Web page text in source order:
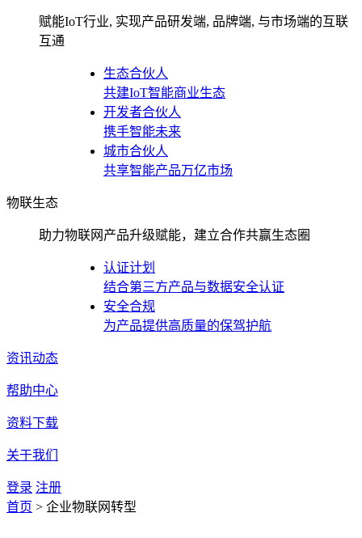
赋能IoT行业, 实现产品研发端, 品牌端, 与市场端的互联
互通
生态合伙人
共建IoT智能商业生态
开发者合伙人
携手智能未来
城市合伙人
共享智能产品万亿市场
物联生态
助力物联网产品升级赋能，建立合作共赢生态圈
认证计划
结合第三方产品与数据安全认证
安全合规
为产品提供高质量的保驾护航
资讯动态
帮助中心
资料下载
关于我们
登录 注册
首页 > 企业物联网转型